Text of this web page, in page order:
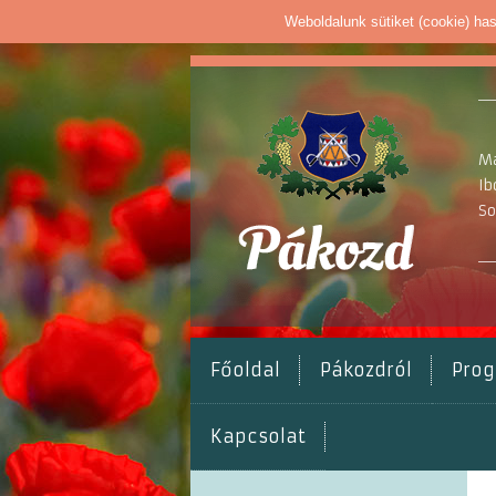
Weboldalunk sütiket (cookie)
Főoldal Pákozdról
Kapcsolat